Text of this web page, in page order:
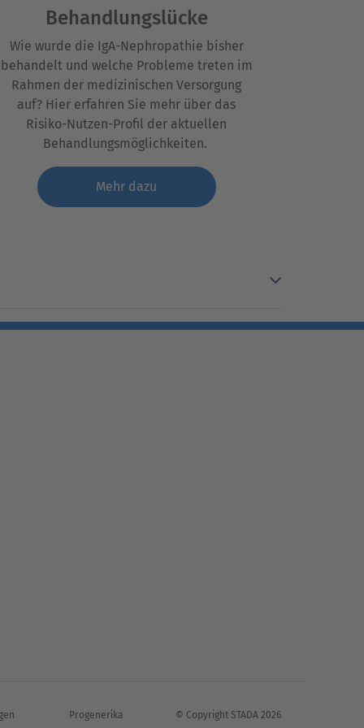
Behandlungslücke
Wie wurde die IgA-Nephropathie bisher
behandelt und welche Probleme treten im
Rahmen der medizinischen Versorgung
auf? Hier erfahren Sie mehr über das
Risiko-Nutzen-Profil der aktuellen
Behandlungsmöglichkeiten.
Mehr dazu
Progenerika © Copyright STADA 2026